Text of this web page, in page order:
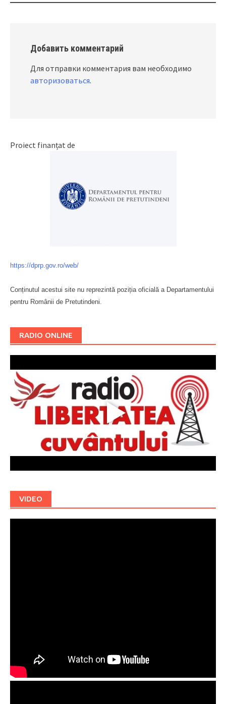
Добавить комментарий
Для отправки комментария вам необходимо
авторизоваться.
Proiect finanțat de
https://dprp.gov.ro/web/
Conținutul acestui site nu reprezintă poziția oficială a Departamentului
pentru Românii de Pretutindeni.
RADIO ONLINE
VIDEO